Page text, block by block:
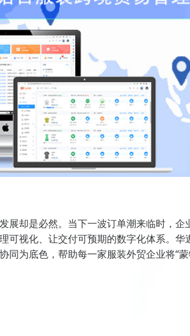
展却是必然。当下一波订单潮来临时，企
视化、让交付可预期的数字化体系。华
为底色，帮助每一家服装外贸企业将“